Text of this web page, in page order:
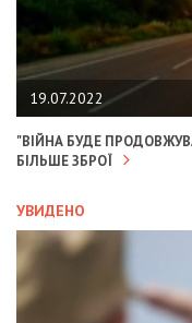
19.07.2022
"ВІЙНА БУДЕ
БІЛЬШЕ ЗБРОЇ
УВИДЕНО